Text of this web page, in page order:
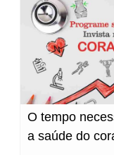
O tempo
a saúde do